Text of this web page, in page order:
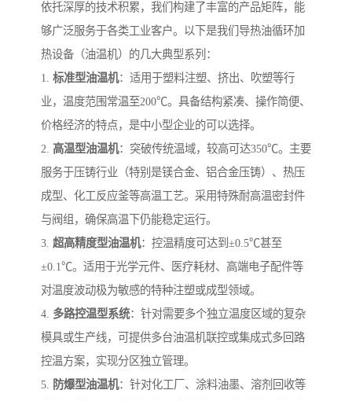
依托深厚的技术积累，我们构建了丰富的产品矩阵，能
够广泛服务于各类工业客户。以下是我们导热油循环加
热设备（油温机）的几大典型系列：
1. 标准型油温机：适用于塑料注塑、挤出、吹塑等行
业，温度范围常温至200℃。具备结构紧凑、操作简便、
价格经济的特点，是中小型企业的可以选择。
2. 高温型油温机：突破传统温域，较高可达350℃。主要
服务于压铸行业（特别是镁合金、铝合金压铸）、热压
成型、化工反应釜等高温工艺。采用特殊耐高温密封件
与阀组，确保高温下仍能稳定运行。
3. 超高精度型油温机：控温精度可达到±0.5℃甚至
±0.1℃。适用于光学元件、医疗耗材、高端电子配件等
对温度波动极为敏感的特种注塑或成型领域。
4. 多路控温型系统：针对需要多个独立温度区域的复杂
模具或生产线，可提供多台油温机联控或集成式多回路
控温方案，实现分区独立管理。
5. 防爆型油温机：针对化工厂、涂料油墨、溶剂回收等